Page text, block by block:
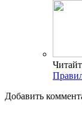
Добавить